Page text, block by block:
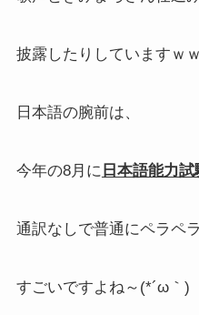
披露したりしていますｗｗ
日本語の腕前は、
今年の8月に 日本語能力
通訳なしで普通にペラペラ
すごいですよね～(*´ω｀)